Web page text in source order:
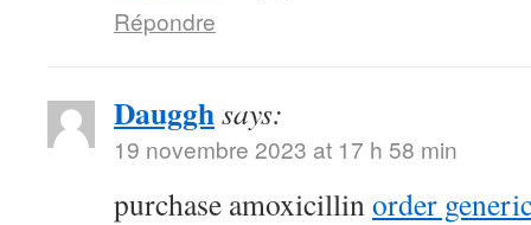
Répondre
Daugghsays:
19 novembre 2023 at 17 h 58 min
purchase amoxicillinorder